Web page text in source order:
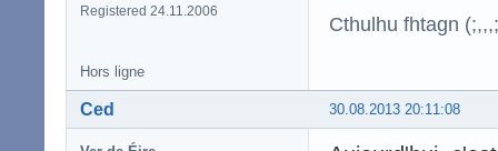
Registered 24.11.2006
Cthulhu fhtagn
Hors ligne
30.08.2013 20:11:08
Ced